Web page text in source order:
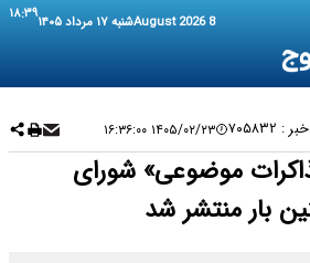
8 August 2026 شنبه ۱۷ مرداد ۱۴۰۵ ۱۸:۳۹
: ۷۰۵۸۳۲ ۱۴۰۵/۰۲/۲۳ ۱۶:۳۶:۰۰
موضوعی» شورای
بار منتشر شد